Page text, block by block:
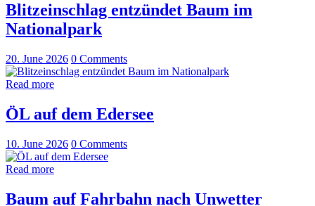
Blitzeinschlag entzündet Baum im
Nationalpark
20. June 2026 0 Comments
Read more
ÖL auf dem Edersee
10. June 2026 0 Comments
Read more
Baum auf Fahrbahn nach Unwetter